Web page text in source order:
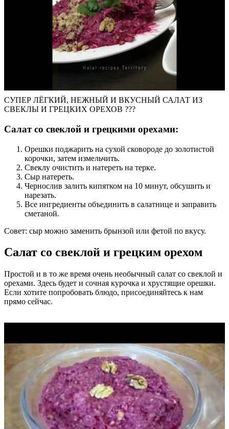
СУПЕР ЛЁГКИЙ, НЕЖНЫЙ И ВКУСНЫЙ САЛАТ ИЗ
СВЕКЛЫ И ГРЕЦКИХ ОРЕХОВ ???
Салат со свеклой и грецкими орехами:
Орешки поджарить на сухой сковороде до золотистой
корочки, затем измельчить.
Свеклу очистить и натереть на терке.
Сыр натереть.
Чернослив залить кипятком на 10 минут, обсушить и
нарезать.
Все ингредиенты объединить в салатнице и заправить
сметаной.
Совет: сыр можно заменить брынзой или фетой по вкусу.
Салат со свеклой и грецким орехом
Простой и в то же время очень необычный салат со свеклой и
орехами. Здесь будет и сочная курочка и хрустящие орешки.
Если хотите попробовать блюдо, присоединяйтесь к нам
прямо сейчас.